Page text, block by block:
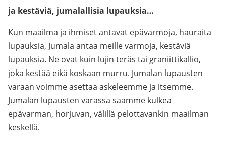
ja kestäviä, jumalallisia lupauksia…
Kun maailma ja ihmiset antavat epävarmoja, hauraita
lupauksia, Jumala antaa meille varmoja, kestäviä
lupauksia. Ne ovat kuin lujin teräs tai graniittikallio,
joka kestää eikä koskaan murru. Jumalan lupausten
varaan voimme asettaa askeleemme ja itsemme.
Jumalan lupausten varassa saamme kulkea
epävarman, horjuvan, välillä pelottavankin maailman
keskellä.